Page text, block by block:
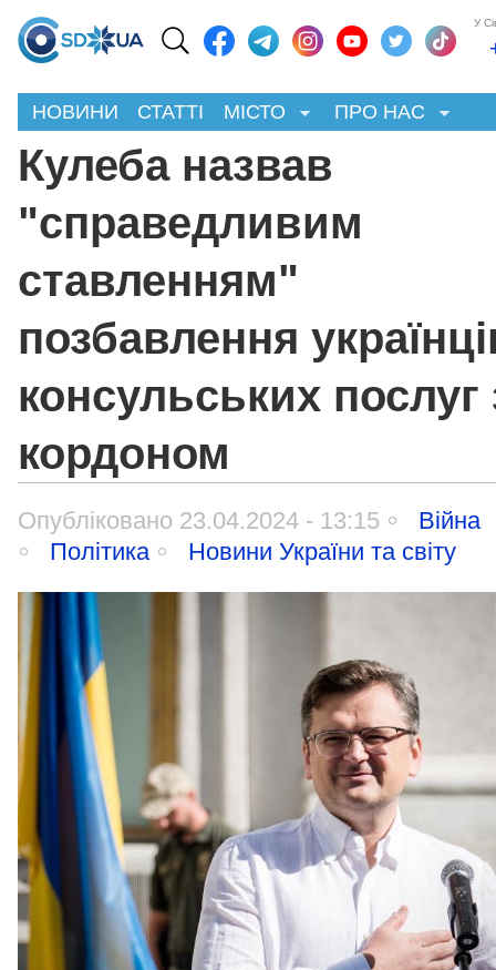
У
НОВИНИ СТАТТІ МІСТО ПРО НАС
Кулеба назвав
"справедливим
ставленням"
позбавлення
консульських послуг
кордоном
Опубліковано 23.04.2024 - 13:15
Війна
Політика
Новини України та світу